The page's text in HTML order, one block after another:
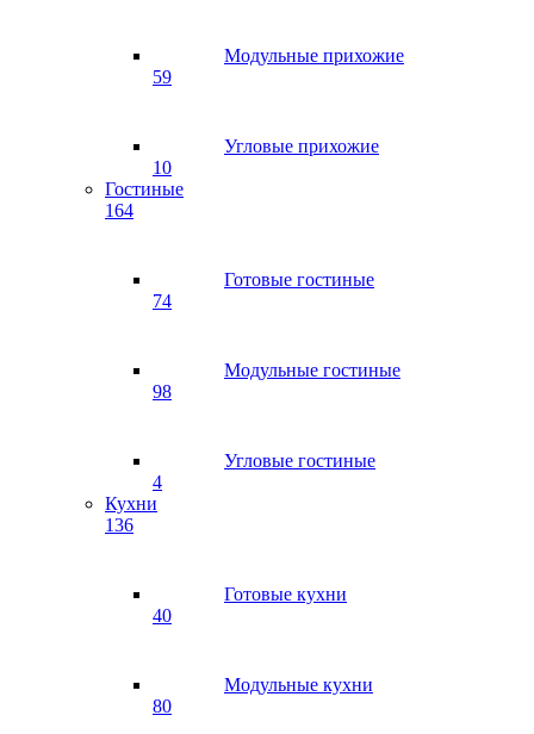
Модульные прихожие
59
Угловые прихожие
10
Гостиные
164
Готовые гостиные
74
Модульные гостиные
98
Угловые гостиные
4
Кухни
136
Готовые кухни
40
Модульные кухни
80